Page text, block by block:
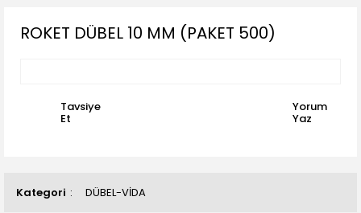
Kategori DÜBEL-VİDA
ROKET DÜBEL 10 MM (PAKET 500)
Tavsiye
Et
Yorum
Yaz